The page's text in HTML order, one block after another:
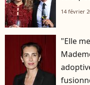
14 février
"Elle